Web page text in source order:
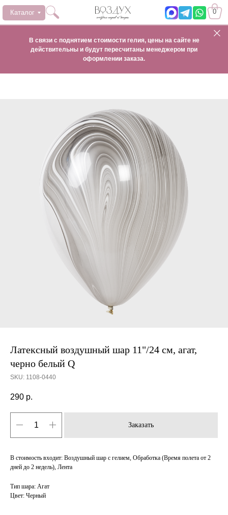
0
Каталог
В связи с поднятием стоимости гелия, цены на сайте не
действительны и будут пересчитаны менеджером при
оформлении заказа.
Латексный воздушный шар 11"/24 см, агат,
черно белый Q
SKU: 1108-0440
290 р.
Заказать
В стоимость входит: Воздушный шар с гелием, Обработка (Время полета от 2
дней до 2 недель), Лента
Тип шара: Агат
Цвет: Черный